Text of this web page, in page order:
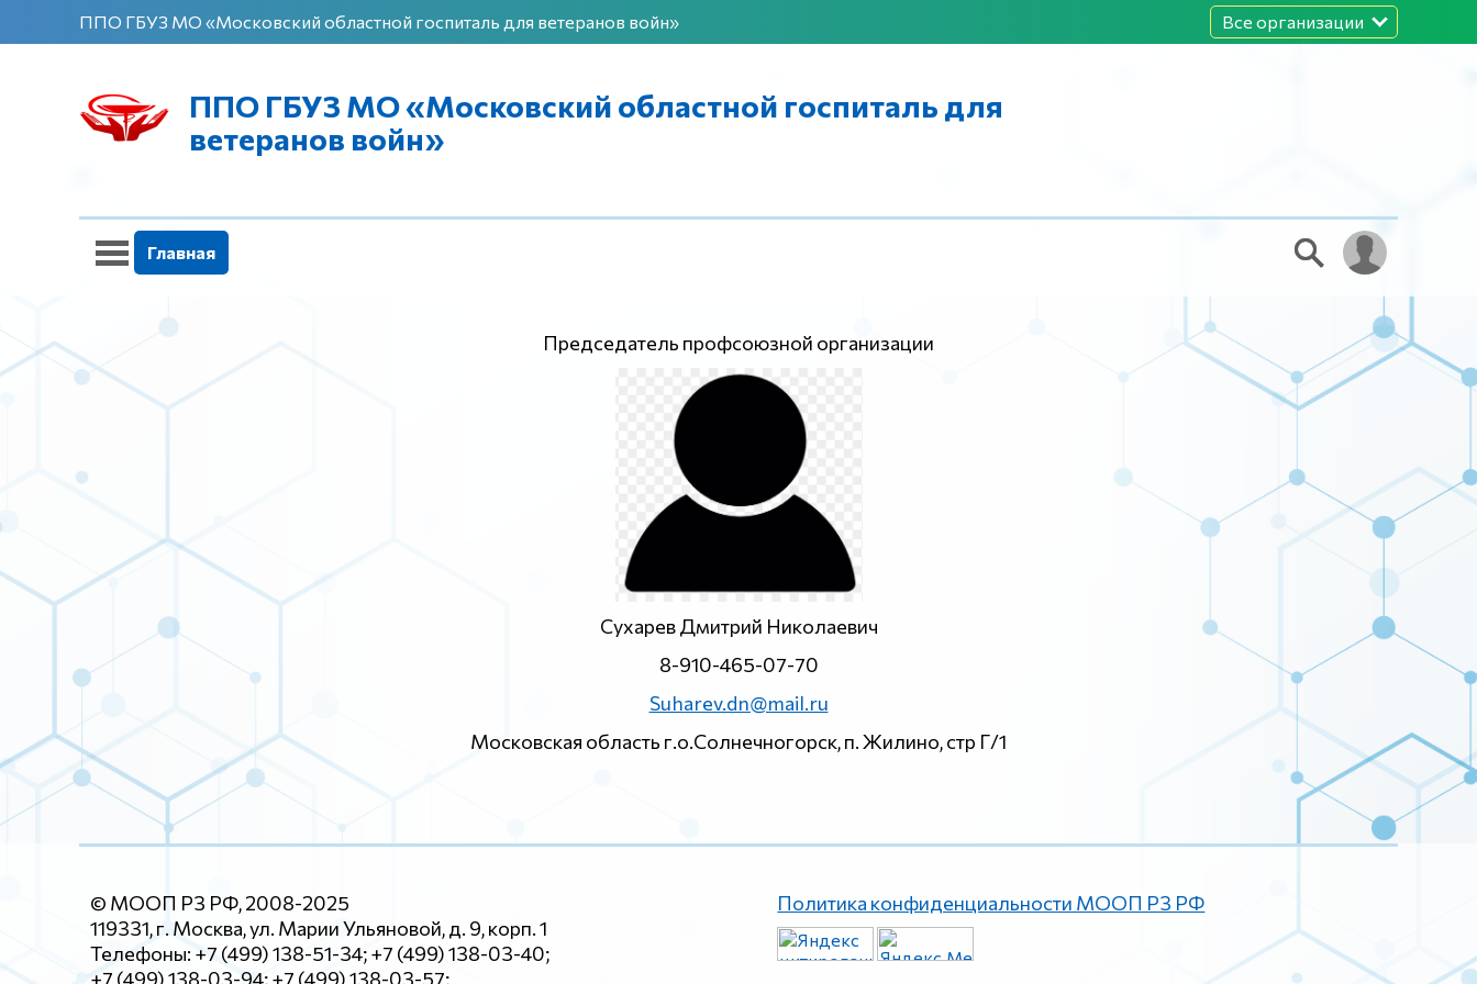
ППО ГБУЗ МО «Московский областной госпиталь для ветеранов войн» Все организации
ППО ГБУЗ МО «Московский областной госпиталь для
ветеранов войн»
Главная
Председатель профсоюзной организации
Сухарев Дмитрий Николаевич
8-910-465-07-70
Suharev.dn@mail.ru
Московская область г.о.Солнечногорск, п. Жилино, стр Г/1
© МООП РЗ РФ, 2008-2025
119331, г. Москва, ул. Марии Ульяновой, д. 9, корп. 1
Телефоны: +7 (499) 138-51-34; +7 (499) 138-03-40;
+7 (499) 138-03-94; +7 (499) 138-03-57;
Политика конфиденциальности МООП РЗ РФ